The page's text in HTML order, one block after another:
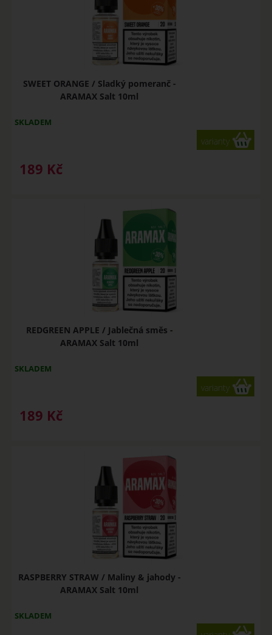
SWEET ORANGE / Sladký pomeranč -
ARAMAX Salt 10ml
SKLADEM
varianty
189 Kč
REDGREEN APPLE / Jablečná směs -
ARAMAX Salt 10ml
SKLADEM
varianty
189 Kč
RASPBERRY STRAW / Maliny & jahody -
ARAMAX Salt 10ml
SKLADEM